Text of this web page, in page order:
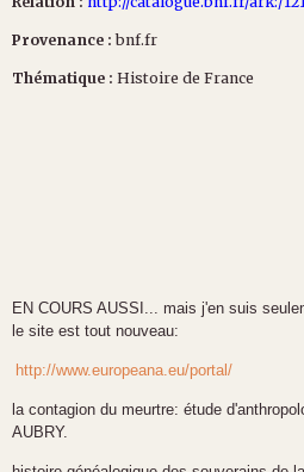
Provenance :bnf.fr
Thématique : Histoire de France
EN COURS AUSSI... mais j'en suis
le site est tout nouveau:
http://www.europeana.eu/portal/
la contagion du meurtre: étude
AUBRY.